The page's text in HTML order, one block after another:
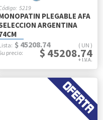
5219
PLEGABLE AFA
ARGENTINA
UN
$ 45208.74
$ 45208.74